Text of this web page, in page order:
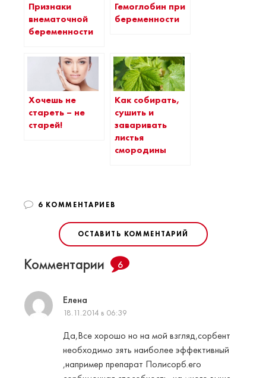
Признаки
внематочной
беременности
Гемоглобин при
беременности
Хочешь не
стареть – не
старей!
Как собирать,
сушить и
заваривать
листья
смородины
6 КОММЕНТАРИЕВ
ОСТАВИТЬ КОММЕНТАРИЙ
Комментарии 6
Елена
18.11.2014 в 06:39
Да,Все хорошо но на мой взгляд,сорбент
необходимо зять наиболее эффективный
,например препарат Полисорб.его